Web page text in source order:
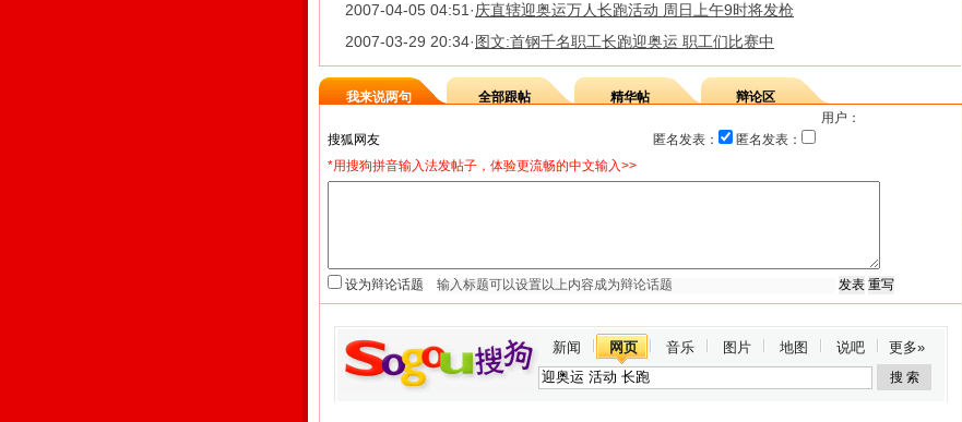
2007-04-05 04:51 ·庆直辖迎奥运万人长跑活动 周日上午9时将发枪
2007-03-29 20:34· 图文:首钢千名职工长跑迎奥运 职工们比赛中
我来说两句 全部跟帖 精华帖
辩论区
用户：
匿名发表：
匿名发表：
*用搜狗拼音输入法发帖子，体验更流畅的中文输入>>
设为辩论话题
新闻 网页 音乐 图片 地图 说吧 更多»